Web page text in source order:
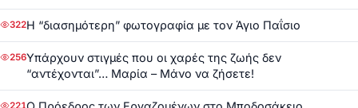
322Η “διασημότερη” φωτογραφία με τον Άγιο Παΐσιο
256Υπάρχουν στιγμές που οι χαρές της ζωής δεν
“αντέχονται”… Μαρία – Μάνο να ζήσετε!
221